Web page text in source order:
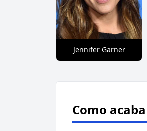
Jennifer Garner
Como